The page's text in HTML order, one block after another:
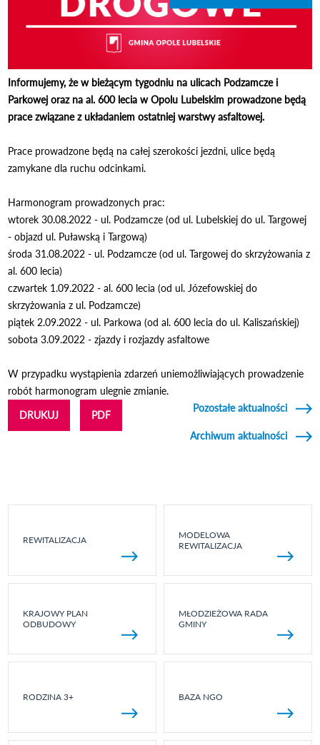
Informujemy, że w bieżącym tygodniu na ulicach Podzamcze i
Parkowej oraz na al. 600 lecia w Opolu Lubelskim prowadzone będą
prace związane z układaniem ostatniej warstwy asfaltowej.
Prace prowadzone będą na całej szerokości jezdni, ulice będą
zamykane dla ruchu odcinkami.
Harmonogram prowadzonych prac:
wtorek 30.08.2022 - ul. Podzamcze (od ul. Lubelskiej do ul. Targowej
- objazd ul. Puławską i Targową)
środa 31.08.2022 - ul. Podzamcze (od ul. Targowej do skrzyżowania z
al. 600 lecia)
czwartek 1.09.2022 - al. 600 lecia (od ul. Józefowskiej do
skrzyżowania z ul. Podzamcze)
piątek 2.09.2022 - ul. Parkowa (od al. 600 lecia do ul. Kaliszańskiej)
sobota 3.09.2022 - zjazdy i rozjazdy asfaltowe
W przypadku wystąpienia zdarzeń uniemożliwiających prowadzenie
robót harmonogram ulegnie zmianie.
DRUKUJ
PDF
Pozostałe aktualności
Archiwum aktualności
REWITALIZACJA
MODELOWA
REWITALIZACJA
KRAJOWY PLAN
ODBUDOWY
MŁODZIEŻOWA RADA
GMINY
RODZINA 3+ BAZA NGO